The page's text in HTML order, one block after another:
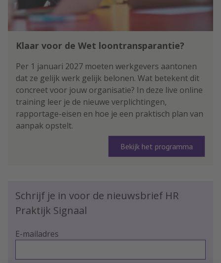
Klaar voor de Wet loontransparantie?
Per 1 januari 2027 moeten werkgevers aantonen
dat ze gelijk werk gelijk belonen. Wat betekent dit
concreet voor jouw organisatie? In deze live online
training leer je de nieuwe verplichtingen,
rapportage-eisen en hoe je een praktisch plan van
aanpak opstelt.
Bekijk het programma
Schrijf je in voor de nieuwsbrief HR
Praktijk Signaal
E-mailadres